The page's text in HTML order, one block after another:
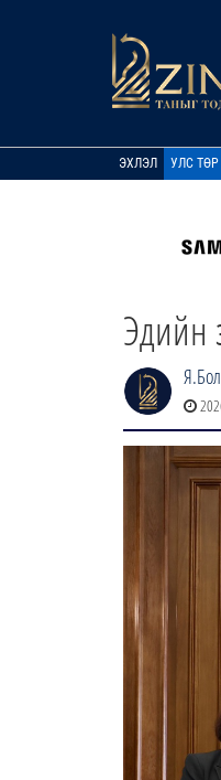
ЭХЛЭЛ УЛС ТӨР
Эдийн